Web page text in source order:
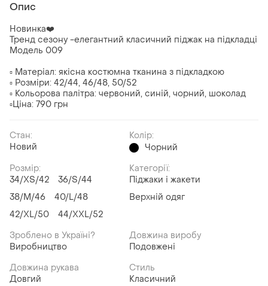
Опис
Новинка❤️
Тренд сезону -елегантний класичний піджак на підкладці
Модель 009
▫ Матеріал: якісна костюмна тканина з підкладкою
▫ Розміри: 42/44, 46/48, 50/52
▫ Кольорова палітра: червоний, синій, чорний, шоколад
▫Ціна: 790 грн
Стан:
Новий
Колір:
Чорний
Розмір:
34/XS/42
36/S/44
38/M/46
40/L/48
42/XL/50
44/XXL/52
Категорії:
Піджаки і жакети
Верхній одяг
Зроблено в Україні?
Виробництво
Довжина виробу
Подовжені
Довжина рукава
Довгий
Стиль
Класичний